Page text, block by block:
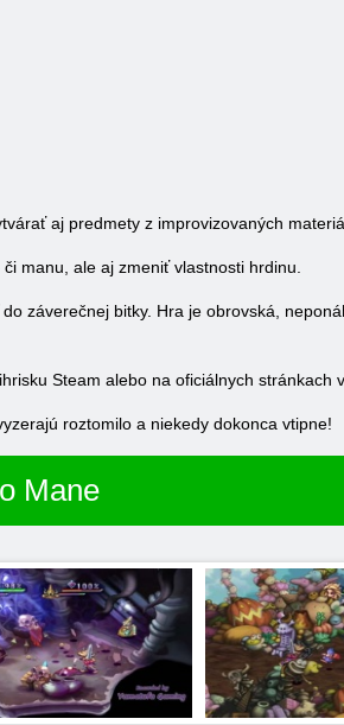
aj predmety z improvizovaných
manu, ale aj zmeniť vlastnosti hrdinu.
záverečnej bitky. Hra je obrovská,
Steam alebo na oficiálnych stránkach
roztomilo a niekedy dokonca vtipne!
Mane